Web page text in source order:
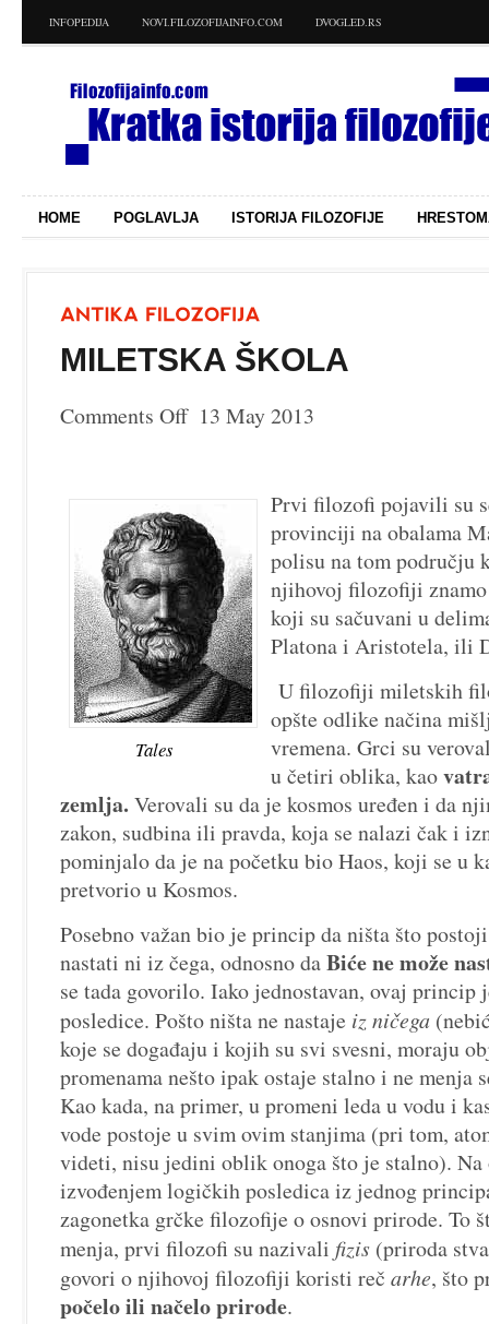
INFOPEDIJA NOVI.FILOZOFIJAINFO.COM DVOGLED.RS
HOME POGLAVLJA ISTORIJA FILOZOFIJE
MILETSKA ŠKOLA
Comments Offon13 May 2013
Tales
Prvi filozofi pojavili su
provinciji na obalama
polisu na tom području
njihovoj filozofiji
koji su sačuvani u
Platona i Aristotela, ili
U filozofiji miletskih
opšte odlike načina
vremena. Grci su
u četiri oblika, kao
zemlja. Verovali su da je kosmos uređen i da
zakon, sudbina ili pravda, koja se nalazi čak i
pominjalo da je na početku bio Haos, koji se u
pretvorio u Kosmos.
Posebno važan bio je princip da ništa što
nastati ni iz čega, odnosno daBiće ne može
se tada govorilo. Iako jednostavan, ovaj princip
posledice. Pošto ništa ne nastaje iz ničega
koje se događaju i kojih su svi svesni, moraju
promenama nešto ipak ostaje stalno i ne menja
Kao kada, na primer, u promeni leda u vodu i
vode postoje u svim ovim stanjima (pri tom,
videti, nisu jedini oblik onoga što je stalno). Na
izvođenjem logičkih posledica iz jednog
zagonetka grčke filozofije o osnovi prirode. To
menja, prvi filozofi su nazivali fizis (priroda
govori o njihovoj filozofiji koristi reč arhe, što
počelo ili načelo prirode.